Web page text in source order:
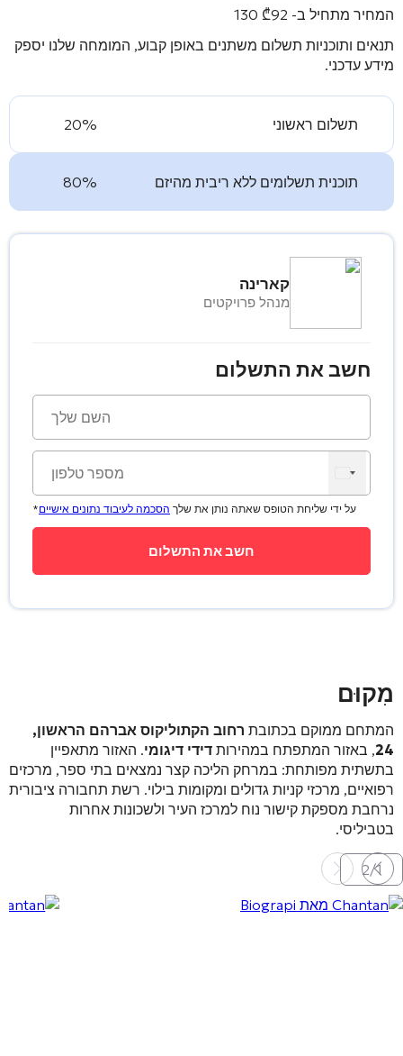
המחיר מתחיל ב- ₾92 130
תנאים ותוכניות תשלום משתנים באופן קבוע, המומחה שלנו יספק
מידע עדכני.
תשלום ראשוני 20%
תוכנית תשלומים ללא ריבית מהיזם 80%
קארינה
מנהל פרויקטים
חשב את התשלום
*על ידי שליחת הטופס שאתה נותן את שלך הסכמה לעיבוד נתונים אישיים
מִקוּם
המתחם ממוקם בכתובת רחוב הקתוליקוס אברהם הראשון,
24, באזור המתפתח במהירות דידי דיגומי. האזור מתאפיין
בתשתית מפותחת: במרחק הליכה קצר נמצאים בתי ספר, מרכזים
רפואיים, מרכזי קניות גדולים ומקומות בילוי. רשת תחבורה ציבורית
נרחבת מספקת קישור נוח למרכז העיר ולשכונות אחרות
בטביליסי.
1
/
2